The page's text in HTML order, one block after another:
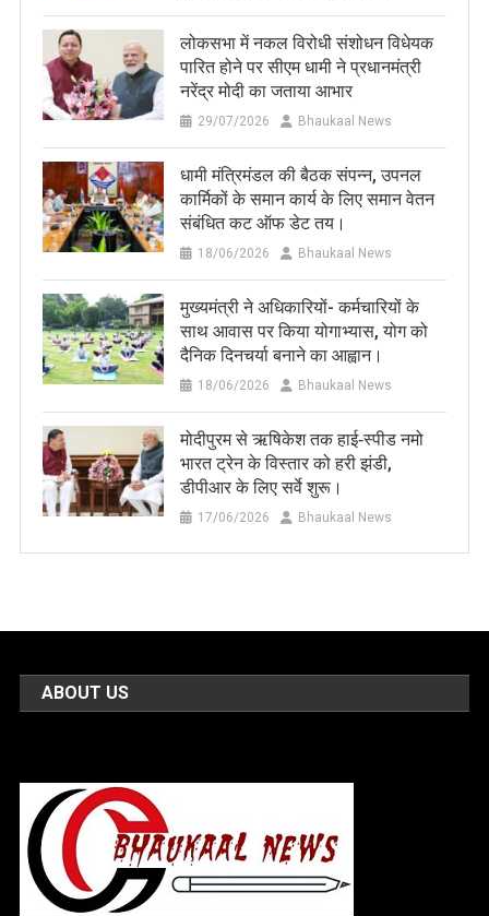
लोकसभा में नकल विरोधी संशोधन विधेयक
पारित होने पर सीएम धामी ने प्रधानमंत्री
नरेंद्र मोदी का जताया आभार
29/07/2026 Bhaukaal News
धामी मंत्रिमंडल की बैठक संपन्न, उपनल
कार्मिकों के समान कार्य के लिए समान वेतन
संबंधित कट ऑफ डेट तय।
18/06/2026 Bhaukaal News
मुख्यमंत्री ने अधिकारियों- कर्मचारियों के
साथ आवास पर किया योगाभ्यास, योग को
दैनिक दिनचर्या बनाने का आह्वान।
18/06/2026 Bhaukaal News
मोदीपुरम से ऋषिकेश तक हाई‑स्पीड नमो
भारत ट्रेन के विस्तार को हरी झंडी,
डीपीआर के लिए सर्वे शुरू।
17/06/2026 Bhaukaal News
ABOUT US